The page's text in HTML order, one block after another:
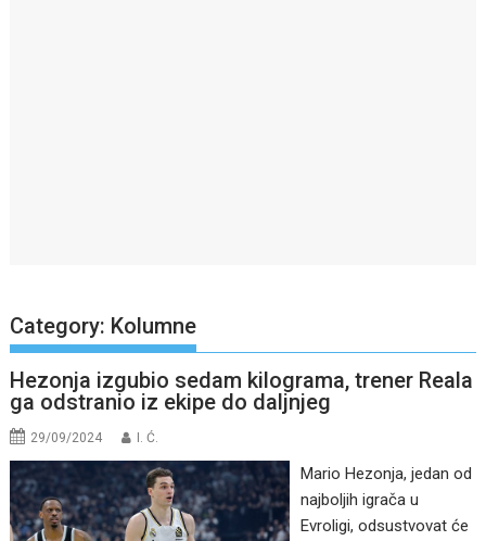
Category: Kolumne
Hezonja izgubio sedam kilograma, trener Reala
ga odstranio iz ekipe do daljnjeg
29/09/2024 I. Ć.
Mario Hezonja, jedan od
najboljih igrača u
Evroligi, odsustvovat će